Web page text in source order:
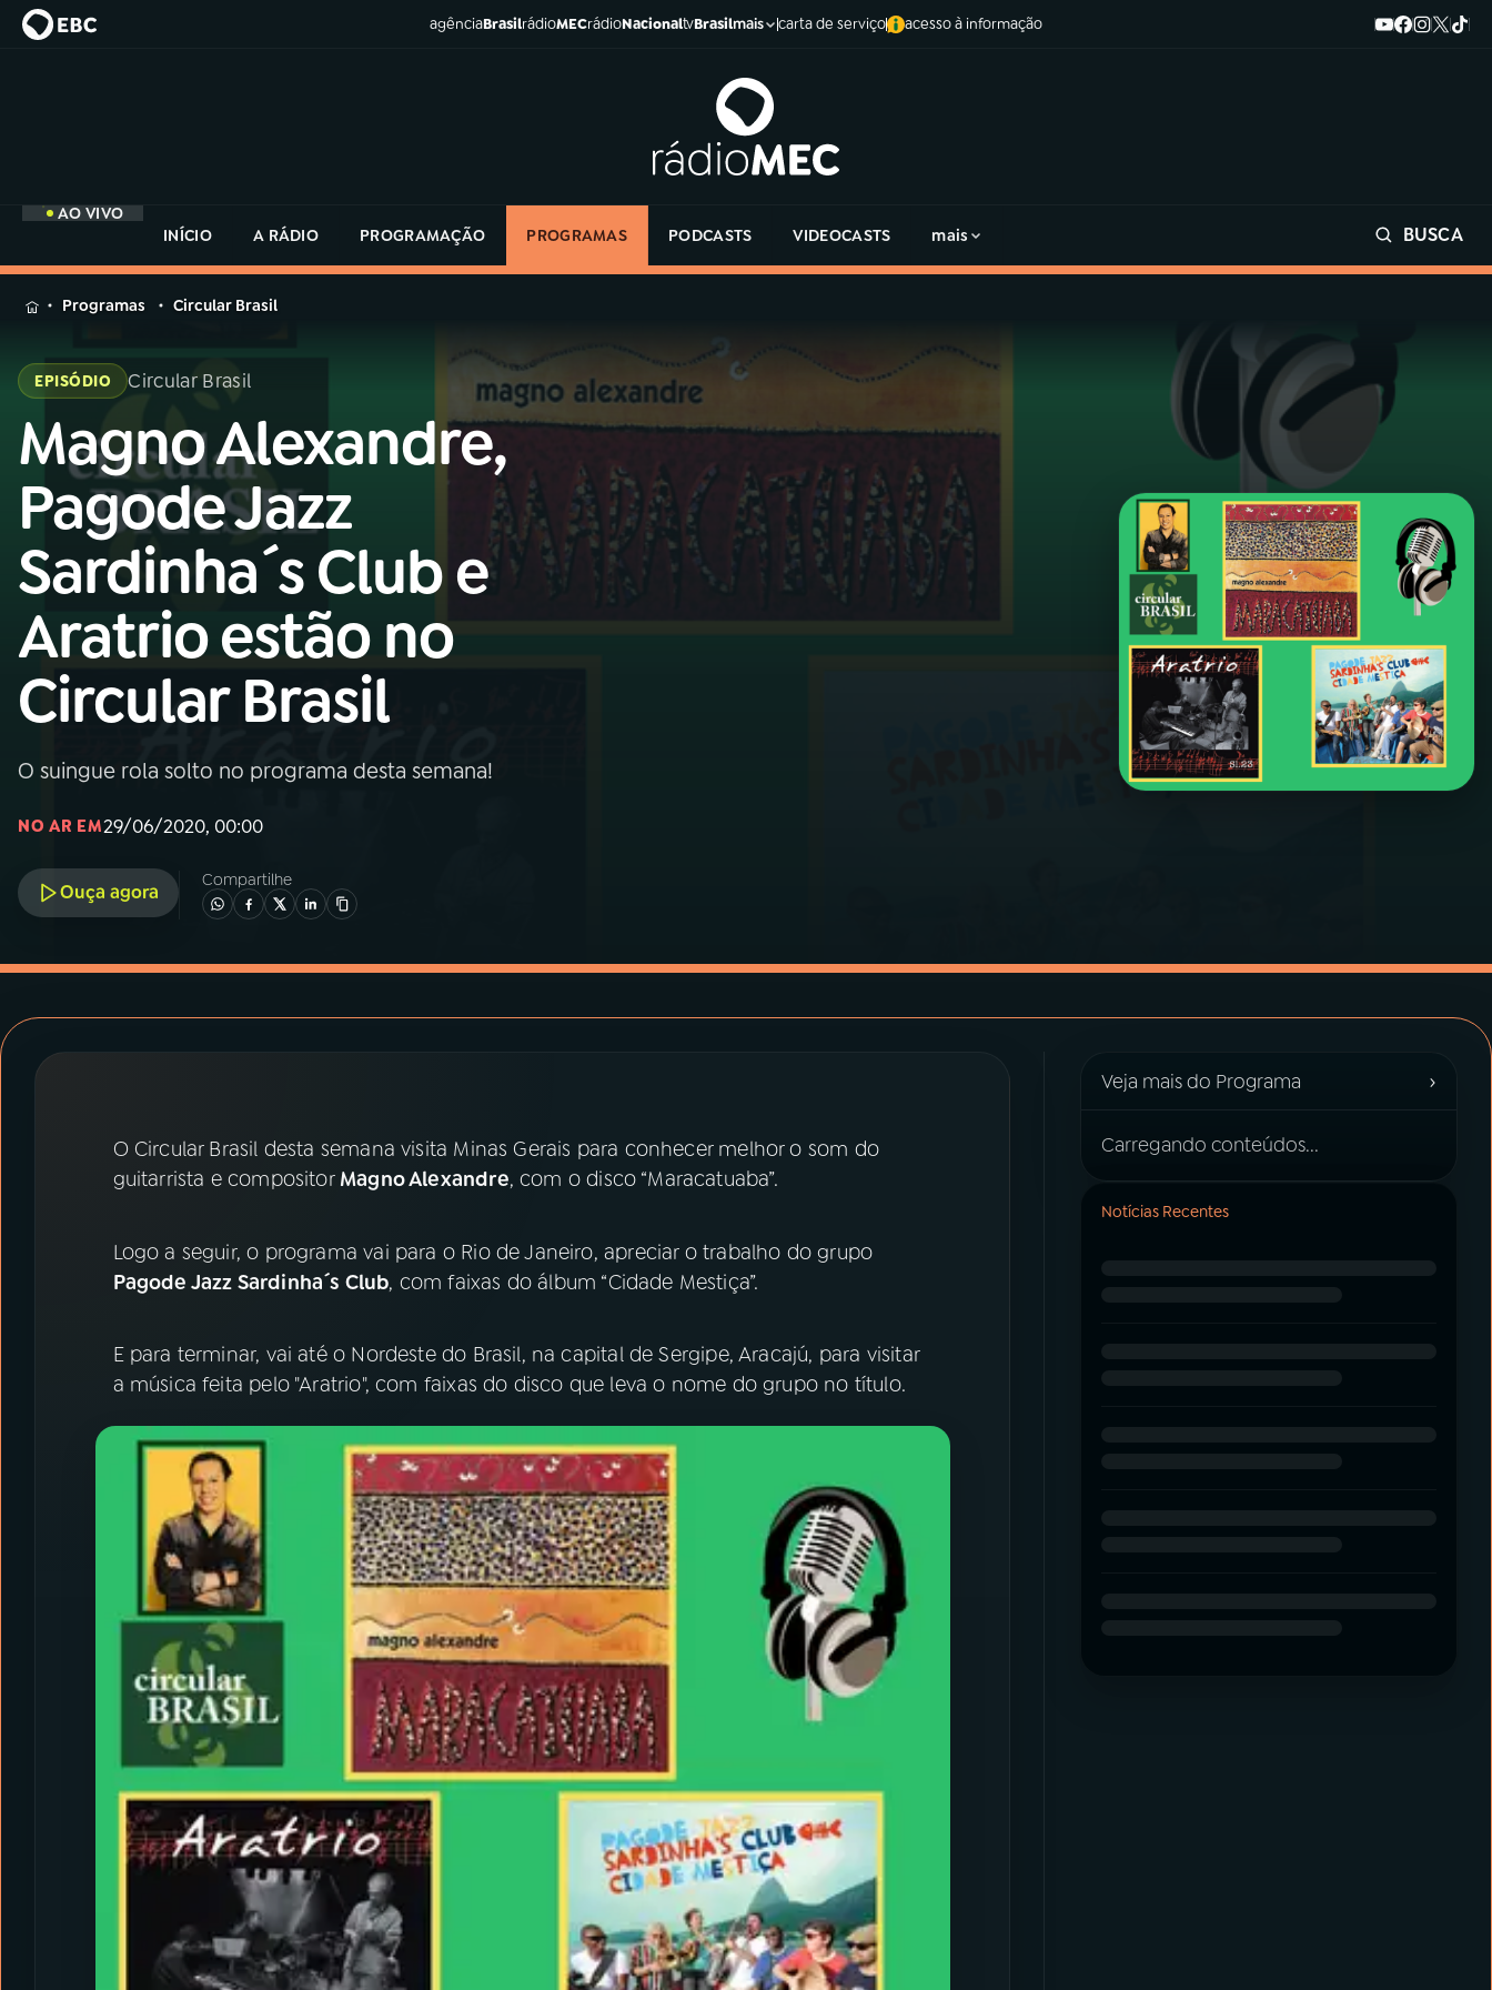
agênciaBrasilrádioMECrádioNacionaltvBrasilmais carta de serviço acesso à informação
AO VIVO
INÍCIO
A RÁDIO PROGRAMAÇÃO PROGRAMAS PODCASTS VIDEOCASTS mais BUSCA
MENU
Buscar
na
Rádio
MEC
Início
01 INÍCIO
02A RÁDIO
03 PROGRAMAÇÃO
04PROGRAMAS
ACOMPANHE A RÁDIO MEC
Instagram X
na
Rádio
Programas Circular Brasil
EPISÓDIO Circular Brasil
Magno Alexandre,
Pagode Jazz
Sardinha´s Club e
Aratrio estão no
Circular Brasil
O suingue rola solto no programa desta semana!
NO AR EM29/06/2020, 00:00
Ouça agora
Compartilhe
O Circular Brasil desta semana visita Minas Gerais para conhecer melhor o som do
guitarrista e compositor Magno Alexandre, com o disco “Maracatuaba”.
Logo a seguir, o programa vai para o Rio de Janeiro, apreciar o trabalho do grupo
Pagode Jazz Sardinha´s Club, com faixas do álbum “Cidade Mestiça”.
E para terminar, vai até o Nordeste do Brasil, na capital de Sergipe, Aracajú, para visitar
a música feita pelo "Aratrio", com faixas do disco que leva o nome do grupo no título.
Veja mais do Programa ›
Carregando conteúdos...
Notícias Recentes